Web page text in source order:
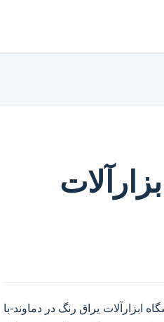
ابزارآلات یراق رنگ در دماوند-با